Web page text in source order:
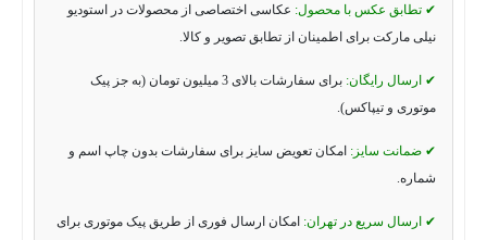
✔ تطابق عکس با محصول: عکاسی اختصاصی از محصولات در استودیو
نیلی مارکت برای اطمینان از تطابق تصویر و کالا.
✔ ارسال رایگان:
برای سفارشات بالای 3 میلیون تومان (به جز پیک
موتوری و تیپاکس).
✔ ضمانت سایز: امکان تعویض سایز برای سفارشات بدون چاپ اسم و
شماره.
✔ ارسال سریع در تهران: امکان ارسال فوری از طریق پیک موتوری برای